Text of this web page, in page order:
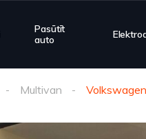
Pasūtīt
auto
Multivan